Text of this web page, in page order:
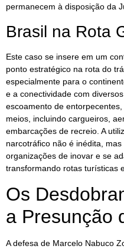
permanecem à disposição da
Brasil na Rota
Este caso se insere em um
ponto estratégico na rota do
especialmente para o
e a conectividade com
escoamento de
meios, incluindo cargueiros,
embarcações de recreio. A
narcotráfico não é inédita,
organizações de inovar e se
transformando rotas turísticas
Os
a Presunção
A defesa de Marcelo Nabuco